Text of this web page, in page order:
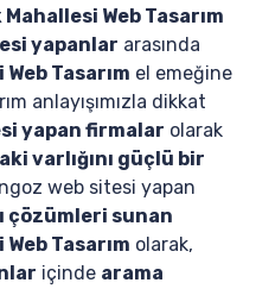
Web Tasarım
yapanlar arasında
Tasarım el emeğine
anlayışımızla dikkat
yapan firmalar olarak
varlığını güçlü bir
web sitesi yapan
çözümleri sunan
Tasarım olarak,
içinde arama